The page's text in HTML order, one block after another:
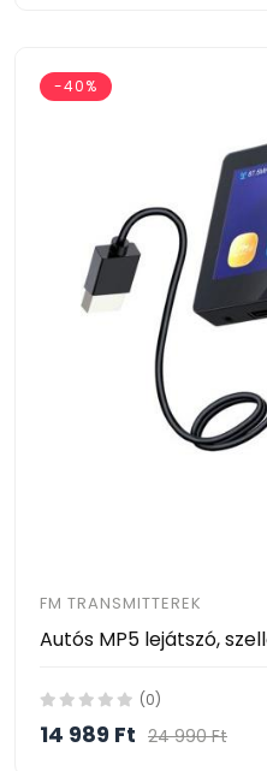
-40%
FM TRANSMITTEREK
(0)
14 989 Ft 24 990 Ft